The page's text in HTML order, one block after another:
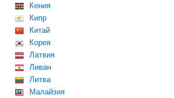
Кения
Кипр
Китай
Корея
Латвия
Ливан
Литва
Малайзия